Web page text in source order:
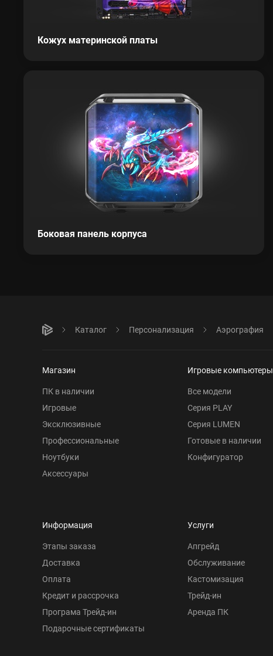
Кожух материнской платы
Боковая панель корпуса
Каталог Персонализация Аэрография
Магазин
ПК в наличии
Игровые
Эксклюзивные
Профессиональные
Ноутбуки
Аксессуары
Игровые компьютеры
Все модели
Серия PLAY
Серия LUMEN
Готовые в наличии
Конфигуратор
Информация
Этапы заказа
Доставка
Оплата
Кредит и рассрочка
Програма Трейд-ин
Подарочные сертификаты
Услуги
Апгрейд
Обслуживание
Кастомизация
Трейд-ин
Аренда ПК